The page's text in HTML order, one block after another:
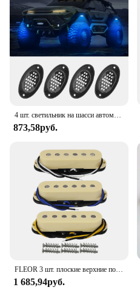
4 шт. светильник на шасси автомобиля для грузовиков, светодиодные рок-фонари с пикапом, внедорожный джип, внедорожник, квадроцикл, UTV, автомобиль
873,58руб.
FLEOR 3 шт. плоские верхние полюсы, винтажные альнико 5 одиночных катушек, пикапы для гитары, 50/50/52 мм, набор кремовых для детской
1 685,94руб.